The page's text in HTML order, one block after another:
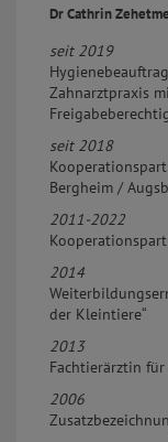
Dr Cathrin
seit 2019
Zahnarztpraxis
seit 2018
Bergheim /
2011-2022
2014
der Kleintiere“
2013
Fachtierärztin
2006